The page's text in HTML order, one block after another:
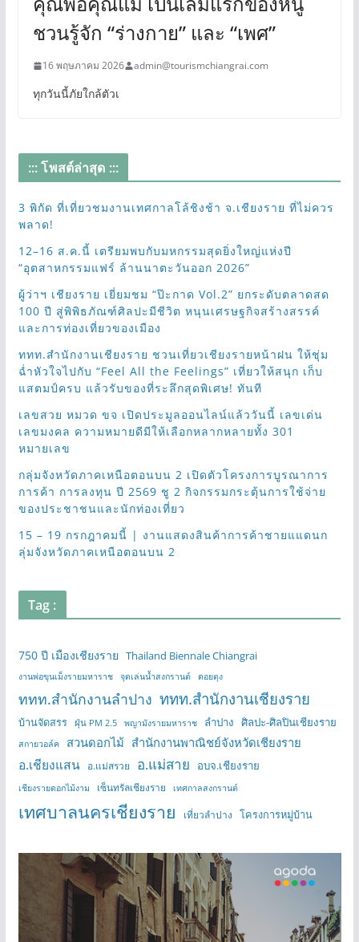
ชวนรู้จัก “ร่างกาย” และ “เพศ”
16 พฤษภาคม 2026 admin@tourismchiangrai.com
ทุกวันนี้ภัยใกล้ตัวเ
::: โพสต์ล่าสุด :::
3 พิกัด ที่เที่ยวชมงานเทศกาลโล้ชิงช้า จ.เชียงราย ที่ไม่ควร
พลาด!
12–16 ส.ค.นี้ เตรียมพบกับมหกรรมสุดยิ่งใหญ่แห่งปี
“อุตสาหกรรมแฟร์ ล้านนาตะวันออก 2026”
ผู้ว่าฯ เชียงราย เยี่ยมชม “ป๊ะกาด Vol.2” ยกระดับตลาดสด
100 ปี สู่พิพิธภัณฑ์ศิลปะมีชีวิต หนุนเศรษฐกิจสร้างสรรค์
และการท่องเที่ยวของเมือง
ททท.สำนักงานเชียงราย ชวนเที่ยวเชียงรายหน้าฝน ให้ชุ่ม
ฉ่ำหัวใจไปกับ “Feel All the Feelings” เที่ยวให้สนุก เก็บ
แสตมป์ครบ แล้วรับของที่ระลึกสุดพิเศษ! ทันที
เลขสวย หมวด ขจ เปิดประมูลออนไลน์แล้ววันนี้ เลขเด่น
เลขมงคล ความหมายดีมีให้เลือกหลากหลายทั้ง 301
หมายเลข
กลุ่มจังหวัดภาคเหนือตอนบน 2 เปิดตัวโครงการบูรณาการ
การค้า การลงทุน ปี 2569 ชู 2 กิจกรรมกระตุ้นการใช้จ่าย
ของประชาชนและนักท่องเที่ยว
15 – 19 กรกฎาคมนี้ | งานแสดงสินค้าการค้าชายแแดนก
ลุ่มจังหวัดภาคเหนือตอนบน 2
Tag :
750 ปี เมืองเชียงราย Thailand Biennale Chiangrai
งานพ่อขุนเม็งรายมหาราช จุดเล่นน้ำสงกรานต์ ดอยตุง
ททท.สำนักงานลำปาง ททท.สำนักงานเชียงราย
บ้านจัดสรร ฝุ่น PM 2.5 พญามังรายมหาราช ลำปาง ศิลปะ-ศิลปินเชียงราย
สกายวอล์ค สวนดอกไม้ สำนักงานพาณิชย์จังหวัดเชียงราย
อ.เชียงแสน อ.แม่สรวย อ.แม่สาย อบจ.เชียงราย
เชียงรายดอกไม้งาม เซ็นทรัลเชียงราย เทศกาลสงกรานต์
เทศบาลนครเชียงราย เที่ยวลำปาง โครงการหมู่บ้าน